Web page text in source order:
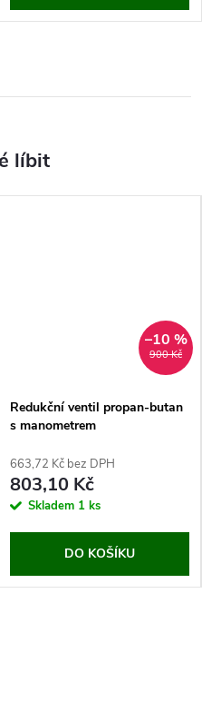
900 Kč
–10 %
Redukční ventil propan-butan
s manometrem
663,72 Kč bez DPH
803,10 Kč
Skladem 1 ks
DO KOŠÍKU